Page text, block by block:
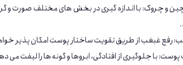
و چروک: با اندازه‌ گیری در بخش‌ های مختلف صورت و
رفع غبغب از طریق تقویت ساختار پوست امکان پذیر
پوست: با جلوگیری از افتادگی، ابروها و گونه ‌ها را لیفت